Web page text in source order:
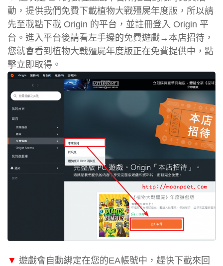
動，提供我們免費下載植物大戰殭屍年度版，所以請
先至載點下載 Origin 的平台，並註冊登入 Origin 平
台。進入平台後請看左手邊的免費遊戲→本店招待，
您就會看到植物大戰殭屍年度版正在免費提供中，點
擊立即取得。
▼ 遊戲會自動綁定在您的EA帳號中，趕快下載來回